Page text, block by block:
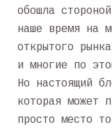
обошла
наше время на
открытого
и многие по
Но настоящий
которая может
просто место